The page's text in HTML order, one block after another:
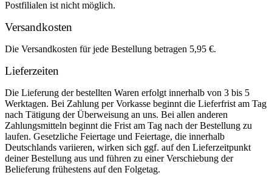
Postfilialen ist nicht möglich.
Versandkosten
Die Versandkosten für jede Bestellung betragen 5,95 €.
Lieferzeiten
Die Lieferung der bestellten Waren erfolgt innerhalb von 3 bis 5
Werktagen. Bei Zahlung per Vorkasse beginnt die Lieferfrist am Tag
nach Tätigung der Überweisung an uns. Bei allen anderen
Zahlungsmitteln beginnt die Frist am Tag nach der Bestellung zu
laufen. Gesetzliche Feiertage und Feiertage, die innerhalb
Deutschlands variieren, wirken sich ggf. auf den Lieferzeitpunkt
deiner Bestellung aus und führen zu einer Verschiebung der
Belieferung frühestens auf den Folgetag.